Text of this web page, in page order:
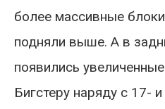
более массивные
подняли выше. А в
появились
Бигстеру наряду с 17-